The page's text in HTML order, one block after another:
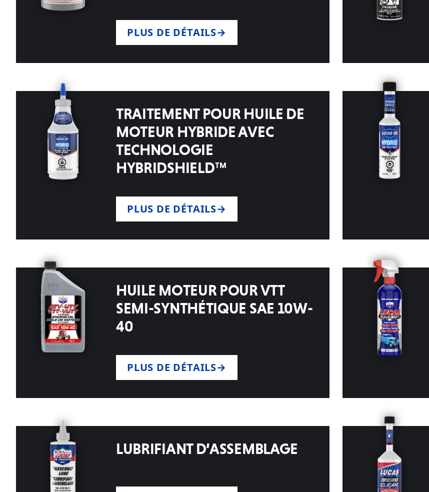
PLUS DE DÉTAILS
TRAITEMENT POUR HUILE DE
MOTEUR HYBRIDE AVEC
TECHNOLOGIE
HYBRIDSHIELD™
PLUS DE DÉTAILS
HUILE MOTEUR POUR VTT
SEMI-SYNTHÉTIQUE SAE 10W-
40
PLUS DE DÉTAILS
LUBRIFIANT D’ASSEMBLAGE